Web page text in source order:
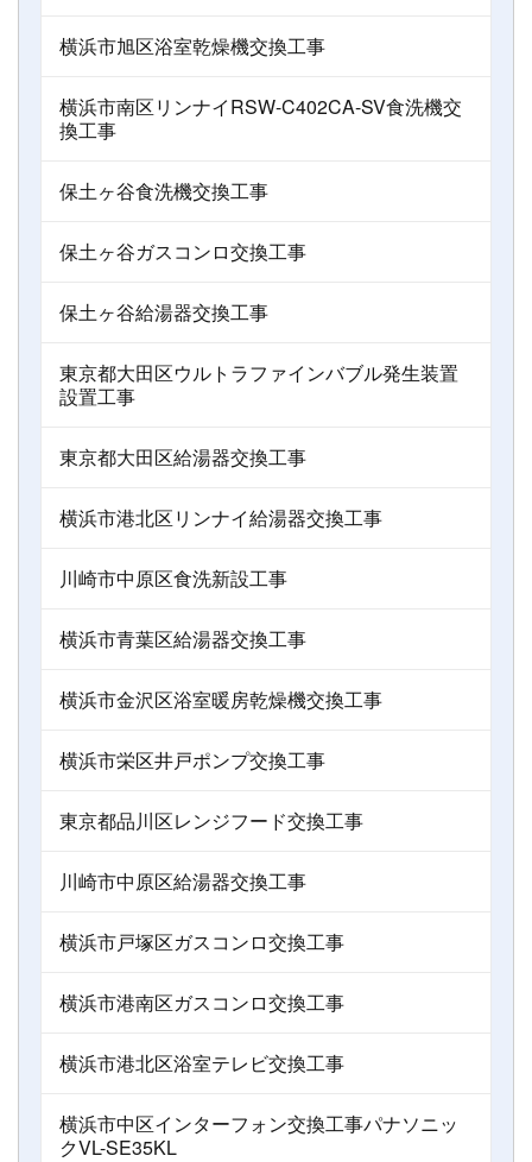
横浜市旭区浴室乾燥機交換工事
横浜市南区リンナイRSW-C402CA-SV食洗機交
換工事
保土ヶ谷食洗機交換工事
保土ヶ谷ガスコンロ交換工事
保土ヶ谷給湯器交換工事
東京都大田区ウルトラファインバブル発生装置
設置工事
東京都大田区給湯器交換工事
横浜市港北区リンナイ給湯器交換工事
川崎市中原区食洗新設工事
横浜市青葉区給湯器交換工事
横浜市金沢区浴室暖房乾燥機交換工事
横浜市栄区井戸ポンプ交換工事
東京都品川区レンジフード交換工事
川崎市中原区給湯器交換工事
横浜市戸塚区ガスコンロ交換工事
横浜市港南区ガスコンロ交換工事
横浜市港北区浴室テレビ交換工事
横浜市中区インターフォン交換工事パナソニッ
クVL-SE35KL